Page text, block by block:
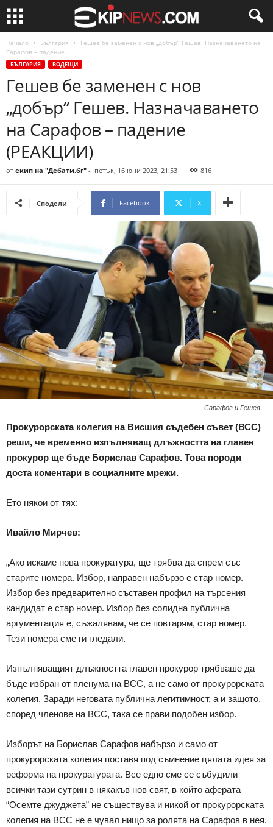
Начало България
Гешев бе заменен с нов „добър“ Гешев. Назначаването на
Сарафов – падение...
БЪЛГАРИЯ ВОДЕЩИ
Гешев бе заменен с нов
„добър“ Гешев. Назначаването
на Сарафов – падение
(РЕАКЦИИ)
от екип на "Дебати.бг" - петък, 16 юни 2023, 21:53 816
Сподели Facebook X
Сарафов и Гешев
Прокурорската колегия на Висшия съдебен съвет (ВСС)
реши, че временно изпълняващ длъжността на главен
прокурор ще бъде Борислав Сарафов. Това породи
доста коментари в социалните мрежи.
Ето някои от тях:
Ивайло Мирчев:
„Ако искаме нова прокуратура, ще трябва да спрем със
старите номера. Избор, направен набързо е стар номер.
Избор без предварително съставен профил на търсения
кандидат е стар номер. Избор без солидна публична
аргументация е, съжалявам, че се повтарям, стар номер.
Тези номера сме ги гледали.
Изпълняващият длъжността главен прокурор трябваше да
бъде избран от пленума на ВСС, а не само от прокурорската
колегия. Заради неговата публична легитимност, а и защото,
според членове на ВСС, така се прави подобен избор.
Изборът на Борислав Сарафов набързо и само от
прокурорската колегия поставя под съмнение цялата идея за
реформа на прокуратурата. Все едно сме се събудили
всички тази сутрин в някакъв нов свят, в който аферата
“Осемте джуджета” не съществува и никой от прокурорската
колегия на ВСС не е чувал нищо за ролята на Сарафов в нея.